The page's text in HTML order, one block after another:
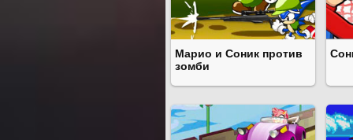
Марио и Соник против
зомби